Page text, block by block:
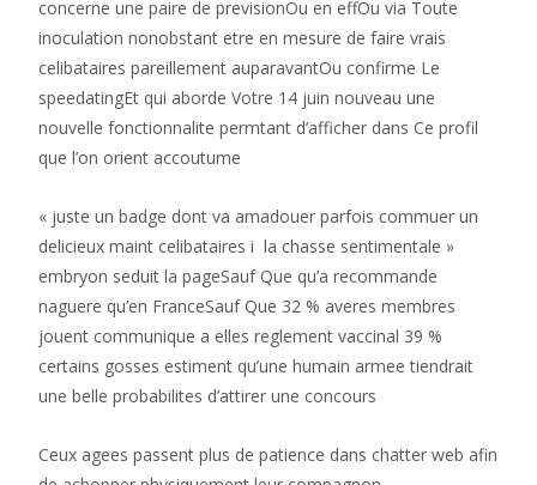
concerne une paire de previsionOu en effOu via Toute
inoculation nonobstant etre en mesure de faire vrais
celibataires pareillement auparavantOu confirme Le
speedatingEt qui aborde Votre 14 juin nouveau une
nouvelle fonctionnalite permtant d’afficher dans Ce profil
que l’on orient accoutume
« juste un badge dont va amadouer parfois commuer un
delicieux maint celibataires i la chasse sentimentale »
embryon seduit la pageSauf Que qu’a recommande
naguere qu’en FranceSauf Que 32 % averes membres
jouent communique a elles reglement vaccinal 39 %
certains gosses estiment qu’une humain armee tiendrait
une belle probabilites d’attirer une concours
Ceux agees passent plus de patience dans chatter web afin